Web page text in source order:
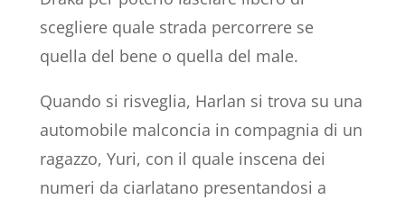
scegliere quale strada percorrere se
quella del bene o quella del male.
Quando si risveglia, Harlan si trova su una
automobile malconcia in compagnia di un
ragazzo, Yuri, con il quale inscena dei
numeri da ciarlatano presentandosi a